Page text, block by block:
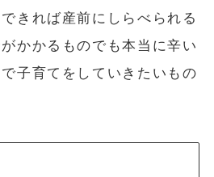
きれば産前にしらべられる
かかるものでも本当に辛い
子育てをしていきたいもの